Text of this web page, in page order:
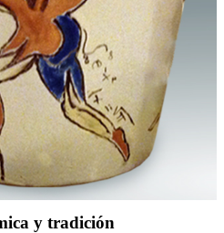
y tradición